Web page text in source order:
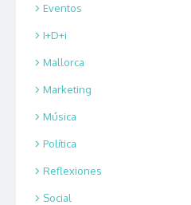
Eventos
I+D+i
Mallorca
Marketing
Música
Política
Reflexiones
Social